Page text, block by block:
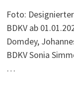
Foto:
BDKV ab
Domdey,
BDKV Sonia
…